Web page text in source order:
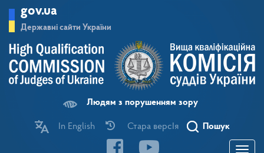
основного
матеріалу
gov.ua
Державні сайти України
Людям з порушенням зору
In English Стара версІя Пошук
Toggle